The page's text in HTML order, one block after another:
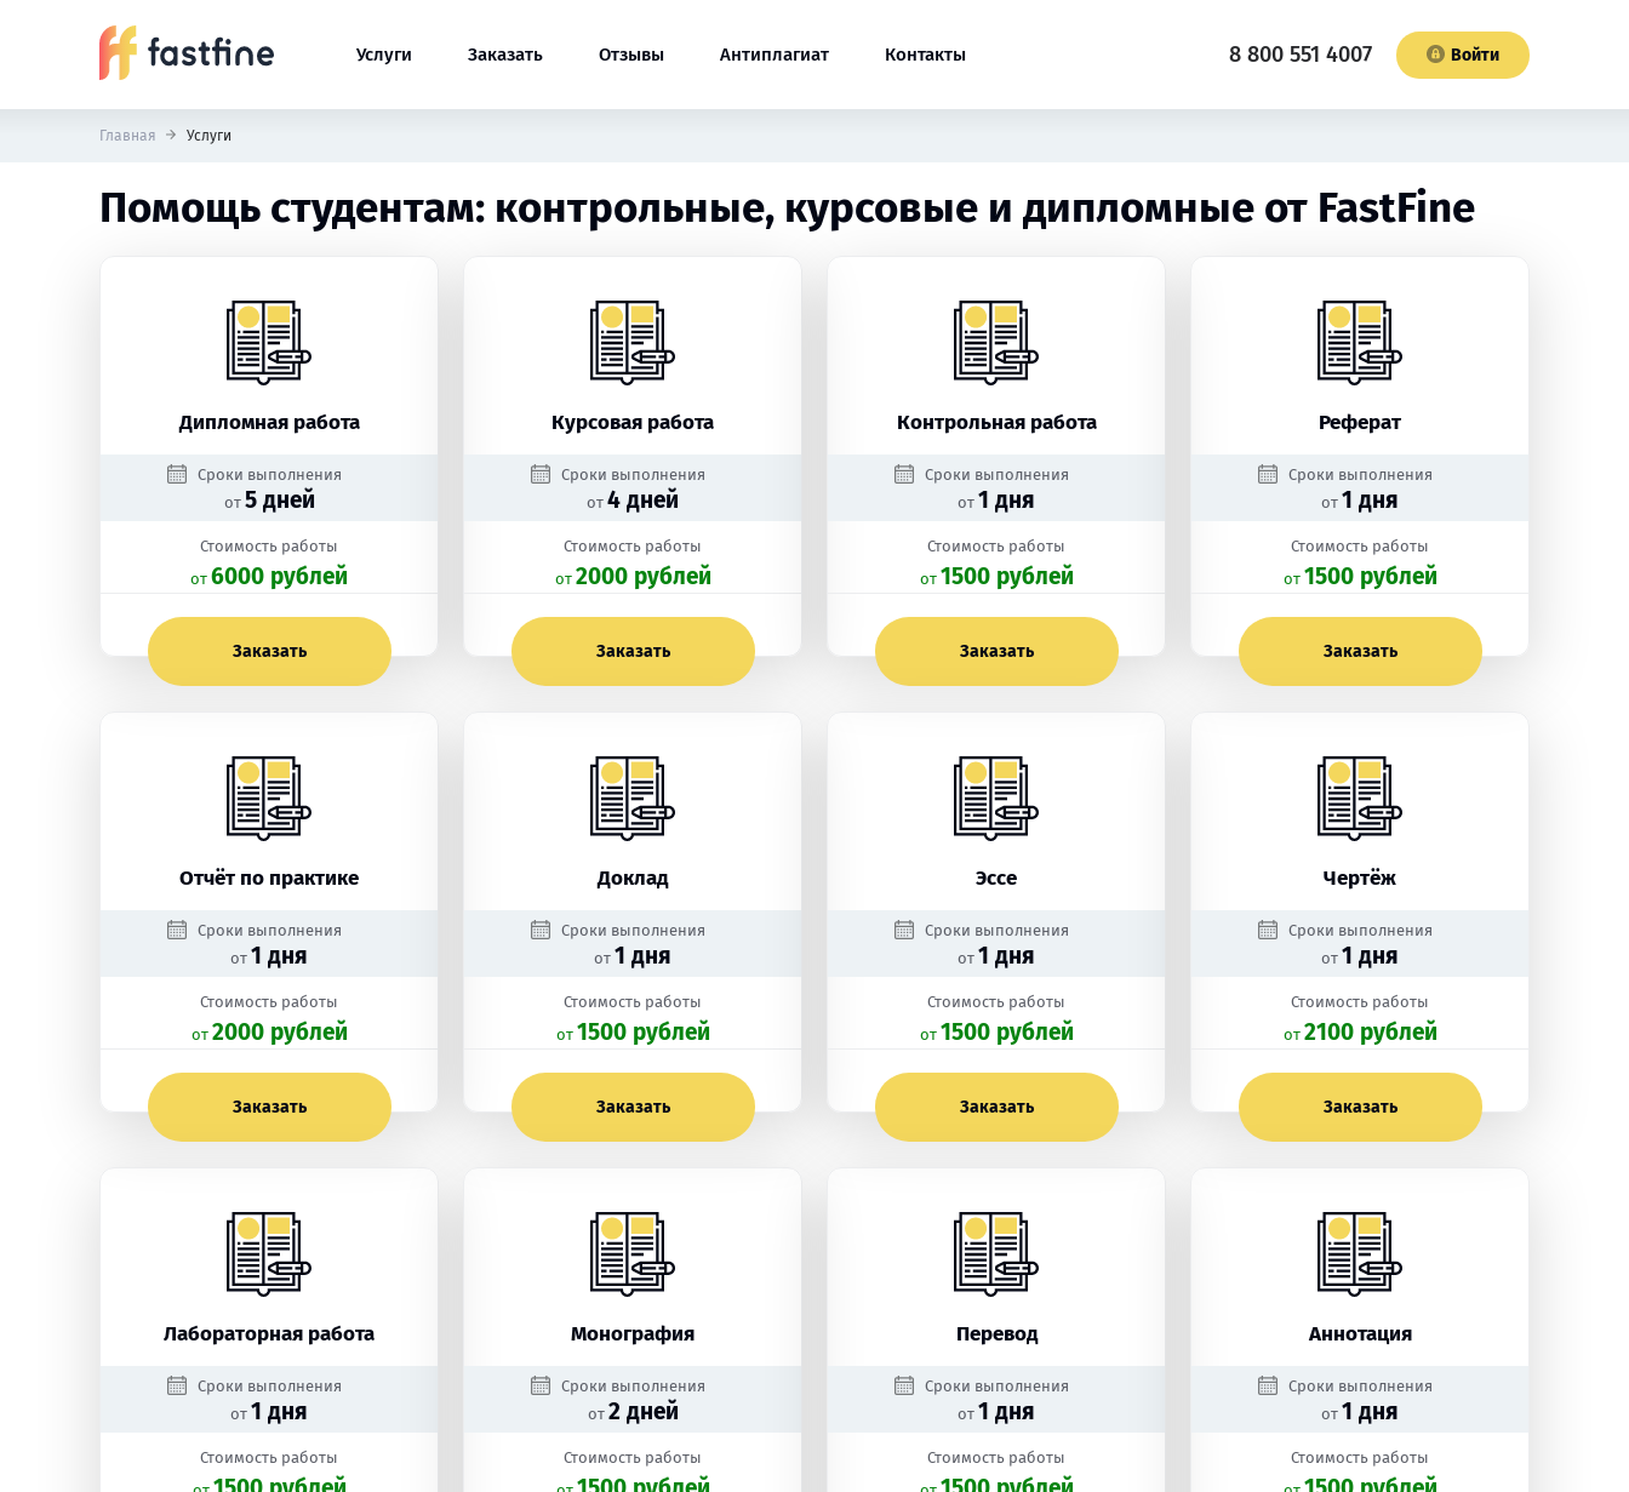
Услуги Заказать Отзывы Антиплагиат Контакты 8 800 551 4007 Войти
Главная Услуги
Помощь студентам: контрольные, курсовые и дипломные от FastFine
Дипломная работа
Сроки выполнения
от 5 дней
Стоимость работы
oт 6000 рублей
Заказать
Курсовая работа
Сроки выполнения
от 4 дней
Стоимость работы
oт 2000 рублей
Заказать
Контрольная работа
Сроки выполнения
от 1 дня
Стоимость работы
oт 1500 рублей
Заказать
Реферат
Сроки выполнения
от 1 дня
Стоимость работы
oт 1500 рублей
Заказать
Отчёт по практике
Сроки выполнения
от 1 дня
Стоимость работы
oт 2000 рублей
Заказать
Доклад
Сроки выполнения
от 1 дня
Стоимость работы
oт 1500 рублей
Заказать
Эссе
Сроки выполнения
от 1 дня
Стоимость работы
oт 1500 рублей
Заказать
Чертёж
Сроки выполнения
от 1 дня
Стоимость работы
oт 2100 рублей
Заказать
Лабораторная работа
Сроки выполнения
от 1 дня
Стоимость работы
Монография
Сроки выполнения
от 2 дней
Стоимость работы
Перевод
Сроки выполнения
от 1 дня
Стоимость работы
Аннотация
Сроки выполнения
от 1 дня
Стоимость работы